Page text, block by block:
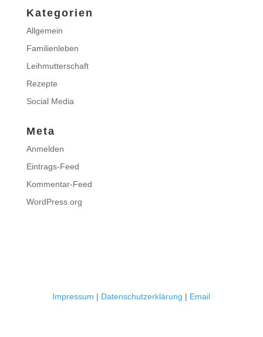
Kategorien
Allgemein
Familienleben
Leihmutterschaft
Rezepte
Social Media
Meta
Anmelden
Eintrags-Feed
Kommentar-Feed
WordPress.org
Impressum | Datenschutzerklärung | Email